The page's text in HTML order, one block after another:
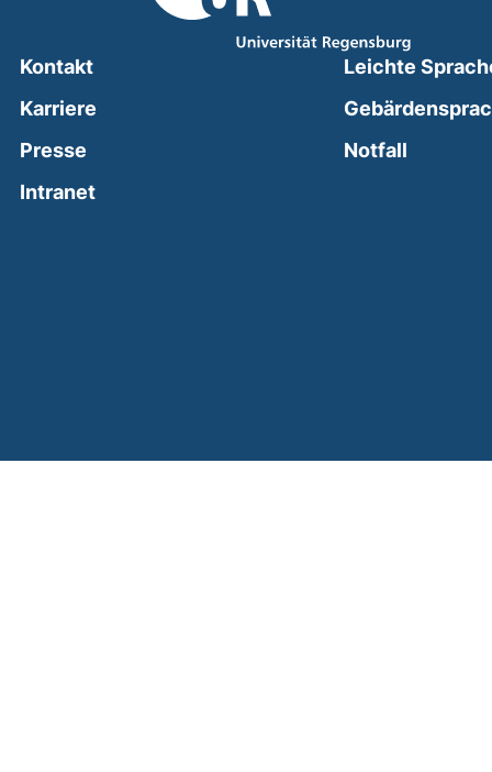
Kontakt
Karriere
Presse
Intranet(external link, opens in a new window)
Leichte
Notfall